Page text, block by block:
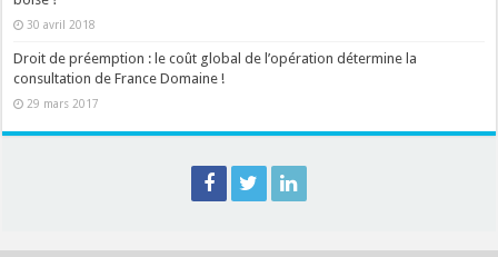
30 avril 2018
Droit de préemption : le coût global de l’opération détermine la
consultation de France Domaine !
29 mars 2017